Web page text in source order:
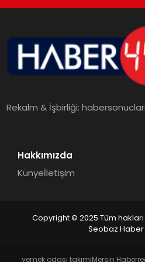
MAGAZIN
EGITIM
YAŞAM
Rekalm & İşbirliği:
Hakkımızda
Künyeİletişim
Copyright © 2025 Tüm hakları
Seobaz Haber
yemek odası takımıMersin Haber